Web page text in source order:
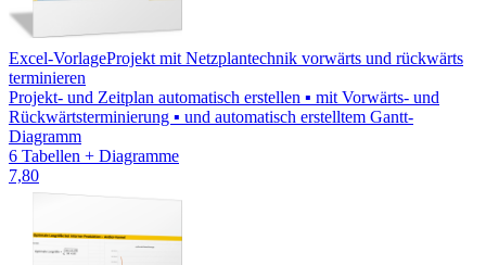
Excel-VorlageProjekt mit Netzplantechnik vorwärts und rückwärts
terminieren
Projekt- und Zeitplan automatisch erstellen ▪ mit Vorwärts- und
Rückwärtsterminierung ▪ und automatisch erstelltem Gantt-
Diagramm
6 Tabellen + Diagramme
7,80